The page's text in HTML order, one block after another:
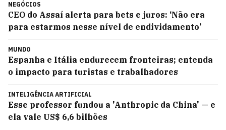
NEGÓCIOS
CEO do Assaí alerta para bets e juros: ‘Não era
para estarmos nesse nível de endividamento’
MUNDO
Espanha e Itália endurecem fronteiras; entenda
o impacto para turistas e trabalhadores
INTELIGÊNCIA ARTIFICIAL
Esse professor fundou a 'Anthropic da China' — e
ela vale US$ 6,6 bilhões